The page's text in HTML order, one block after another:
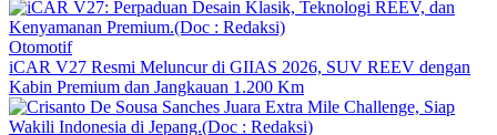
Otomotif
iCAR V27 Resmi Meluncur di GIIAS 2026, SUV REEV dengan
Kabin Premium dan Jangkauan 1.200 Km